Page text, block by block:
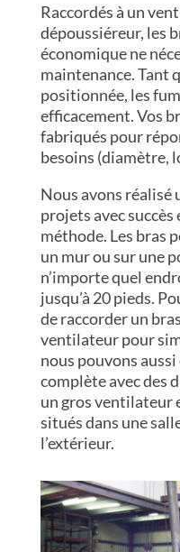
Raccordés à un
dépoussiéreur, les
économique ne
maintenance. Tant
positionnée, les
efficacement. Vos
fabriqués pour
besoins (diamètre,
Nous avons réalisé
projets avec
méthode. Les bras
un mur ou sur une
n’importe quel
jusqu’à 20 pieds.
de raccorder un
ventilateur pour
nous pouvons
complète avec des
un gros ventilateur
situés dans une
l’extérieur.